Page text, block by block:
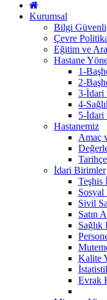
Kurumsal
Bilgi
Çevre
Eğitim ve
Hastane
1-
2-
3-İdari
4-
5-İdari
Hastanemiz
Amaç
İdari Birimler
Sivil
Satın
Kalite
Evrak